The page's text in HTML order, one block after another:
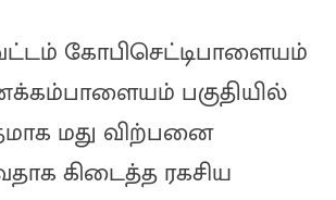
கோபிசெட்டிபாளையம்
பகுதியில்
மது விற்பனை
கிடைத்த ரகசிய